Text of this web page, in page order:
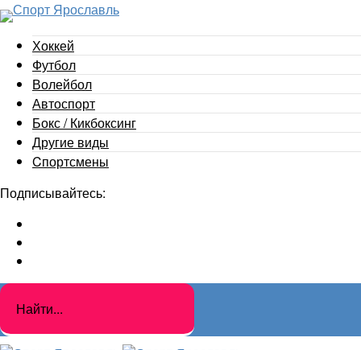
Хоккей
Футбол
Волейбол
Автоспорт
Бокс / Кикбоксинг
Другие виды
Cпортсмены
Подписывайтесь: